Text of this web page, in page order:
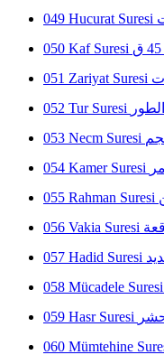
049 Hucurat Suresi
050 Kaf Suresi ق 45
051 Zariyat Suresi
052 Tur Suresi الطور
053 Necm Suresi
054 Kamer Suresi
055 Rahman Suresi
056 Vakia Suresi
057 Hadid Suresi
058 Mücadele Suresi
059 Hasr Suresi
060 Mümtehine